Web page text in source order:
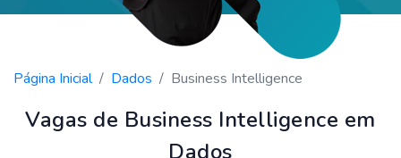
Página Inicial Dados Business Intelligence
Vagas de Business Intelligence em
Dados